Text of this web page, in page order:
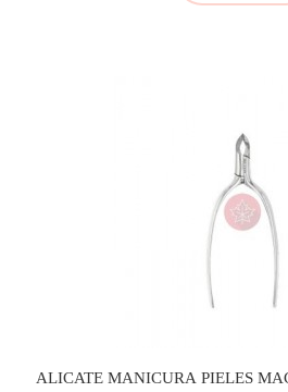
ALICATE MANICURA PIELES